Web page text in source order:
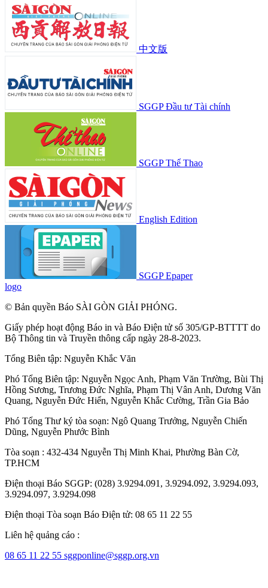
中文版
SGGP Đầu tư Tài chính
SGGP Thể Thao
English Edition
SGGP Epaper
logo
© Bản quyền Báo SÀI GÒN GIẢI PHÓNG.
Giấy phép hoạt động Báo in và Báo Điện tử số 305/GP-BTTTT do
Bộ Thông tin và Truyền thông cấp ngày 28-8-2023.
Tổng Biên tập: Nguyễn Khắc Văn
Phó Tổng Biên tập: Nguyễn Ngọc Anh, Phạm Văn Trường, Bùi Thị
Hồng Sương, Trương Đức Nghĩa, Phạm Thị Vân Anh, Dương Văn
Quang, Nguyễn Đức Hiển, Nguyễn Khắc Cường, Trần Gia Bảo
Phó Tổng Thư ký tòa soạn: Ngô Quang Trưởng, Nguyễn Chiến
Dũng, Nguyễn Phước Bình
Tòa soạn : 432-434 Nguyễn Thị Minh Khai, Phường Bàn Cờ,
TP.HCM
Điện thoại Báo SGGP: (028) 3.9294.091, 3.9294.092, 3.9294.093,
3.9294.097, 3.9294.098
Điện thoại Tòa soạn Báo Điện tử: 08 65 11 22 55
Liên hệ quảng cáo :
08 65 11 22 55 sggponline@sggp.org.vn